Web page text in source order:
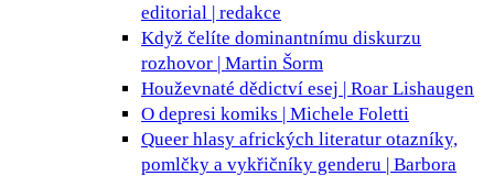
editorial | redakce
Když čelíte dominantnímu diskurzu
rozhovor | Martin Šorm
Houževnaté dědictví esej | Roar Lishaugen
O depresi komiks | Michele Foletti
Queer hlasy afrických literatur otazníky,
pomlčky a vykřičníky genderu | Barbora